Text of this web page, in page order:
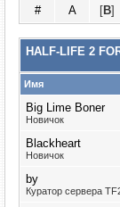
# A [B]
HALF-LIFE 2
Имя
Big Lime Boner
Новичок
Blackheart
Новичок
by
Куратор сервера